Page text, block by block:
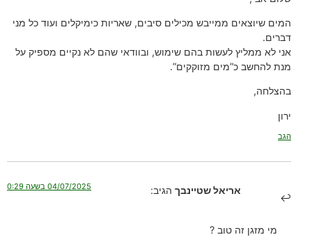
המים שיוצאים ממייבש מכילים סיבים, שאריות כימיקלים ועוד כל מני
דברים.
אני לא ממליץ לעשות בהם שימוש, ובוודאי שהם לא נקיים מספיק על
מנת להחשב כ”מים מזוקקים”.
בהצלחה,
ירון
הגב
אריאל שטיינבך הגיב: 04/07/2025 בשעה 0:29
מי מזגן זה טוב ?